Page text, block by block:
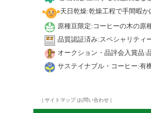
天日乾燥:乾燥工程で手間暇
原種豆限定:コーヒーの木の原
品質認証済み:スペシャリティ
オークション・品評会入賞品:
サステイナブル・コーヒー:有
| サイトマップ|お問い合わせ |